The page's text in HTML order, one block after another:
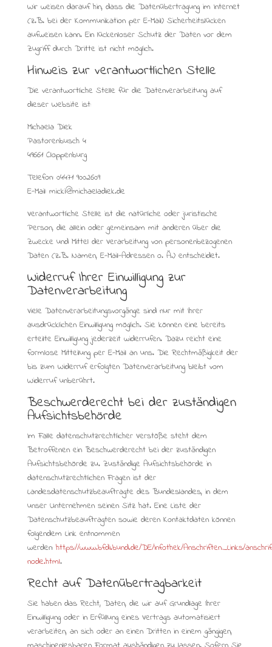
Wir weisen darauf hin, dass die Datenübertragung im Internet
(z.B. bei der Kommunikation per E-Mail) Sicherheitslücken
aufweisen kann. Ein lückenloser Schutz der Daten vor dem
Zugriff durch Dritte ist nicht möglich.
Hinweis zur verantwortlichen Stelle
Die verantwortliche Stelle für die Datenverarbeitung auf
dieser Website ist:
Michaela Diek
Pastorenbusch 4
49661 Cloppenburg
Telefon: 04471 9002609
E-Mail: micki@michaeladiek.de
Verantwortliche Stelle ist die natürliche oder juristische
Person, die allein oder gemeinsam mit anderen über die
Zwecke und Mittel der Verarbeitung von personenbezogenen
Daten (z.B. Namen, E-Mail-Adressen o. Ä.) entscheidet.
Widerruf Ihrer Einwilligung zur
Datenverarbeitung
Viele Datenverarbeitungsvorgänge sind nur mit Ihrer
ausdrücklichen Einwilligung möglich. Sie können eine bereits
erteilte Einwilligung jederzeit widerrufen. Dazu reicht eine
formlose Mitteilung per E-Mail an uns. Die Rechtmäßigkeit der
bis zum Widerruf erfolgten Datenverarbeitung bleibt vom
Widerruf unberührt.
Beschwerderecht bei der zuständigen
Aufsichtsbehörde
Im Falle datenschutzrechtlicher Verstöße steht dem
Betroffenen ein Beschwerderecht bei der zuständigen
Aufsichtsbehörde zu. Zuständige Aufsichtsbehörde in
datenschutzrechtlichen Fragen ist der
Landesdatenschutzbeauftragte des Bundeslandes, in dem
unser Unternehmen seinen Sitz hat. Eine Liste der
Datenschutzbeauftragten sowie deren Kontaktdaten können
folgendem Link entnommen
werden: https://www.bfdi.bund.de/DE/Infothek/Anschriften_Links/
node.html.
Recht auf Datenübertragbarkeit
Sie haben das Recht, Daten, die wir auf Grundlage Ihrer
Einwilligung oder in Erfüllung eines Vertrags automatisiert
verarbeiten, an sich oder an einen Dritten in einem gängigen,